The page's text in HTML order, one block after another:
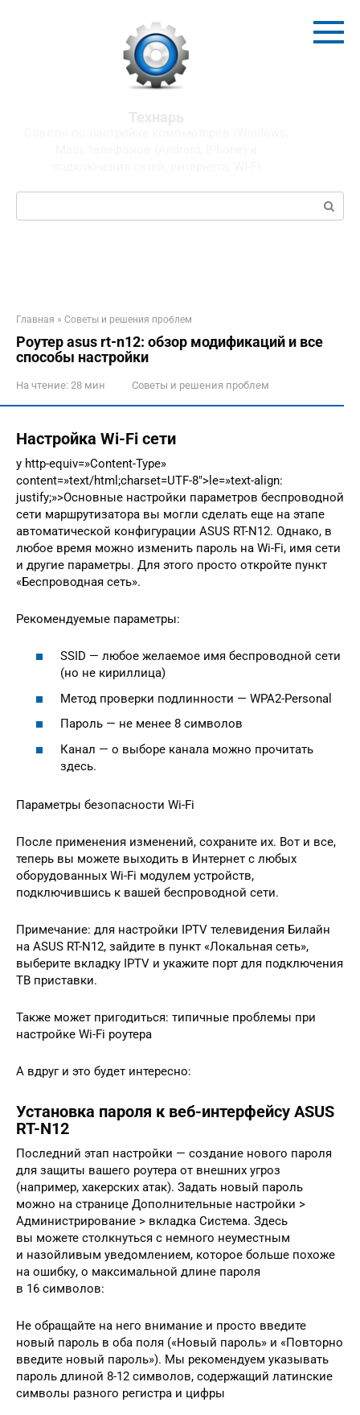
Поиск:
Главная » Советы и решения проблем
Роутер asus rt-n12: обзор модификаций и все
способы настройки
На чтение: 28 мин Советы и решения проблем
Настройка Wi-Fi сети
y http-equiv=»Content-Type»
content=»text/html;charset=UTF-8″>le=»text-align:
justify;»>Основные настройки параметров беспроводной
сети маршрутизатора вы могли сделать еще на этапе
автоматической конфигурации ASUS RT-N12. Однако, в
любое время можно изменить пароль на Wi-Fi, имя сети
и другие параметры. Для этого просто откройте пункт
«Беспроводная сеть».
Рекомендуемые параметры:
SSID — любое желаемое имя беспроводной сети
(но не кириллица)
Метод проверки подлинности — WPA2-Personal
Пароль — не менее 8 символов
Канал — о выборе канала можно прочитать
здесь.
Параметры безопасности Wi-Fi
После применения изменений, сохраните их. Вот и все,
теперь вы можете выходить в Интернет с любых
оборудованных Wi-Fi модулем устройств,
подключившись к вашей беспроводной сети.
Примечание: для настройки IPTV телевидения Билайн
на ASUS RT-N12, зайдите в пункт «Локальная сеть»,
выберите вкладку IPTV и укажите порт для подключения
ТВ приставки.
Также может пригодиться: типичные проблемы при
настройке Wi-Fi роутера
А вдруг и это будет интересно:
Установка пароля к веб-интерфейсу ASUS
RT-N12
Последний этап настройки — создание нового пароля
для защиты вашего роутера от внешних угроз
(например, хакерских атак). Задать новый пароль
можно на странице Дополнительные настройки >
Администрирование > вкладка Система. Здесь
вы можете столкнуться с немного неуместным
и назойливым уведомлением, которое больше похоже
на ошибку, о максимальной длине пароля
в 16 символов:
Не обращайте на него внимание и просто введите
новый пароль в оба поля («Новый пароль» и «Повторно
введите новый пароль»). Мы рекомендуем указывать
пароль длиной 8-12 символов, содержащий латинские
символы разного регистра и цифры